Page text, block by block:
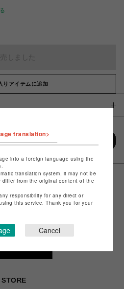
りアイテムに追加
translation>
into a foreign language using the
translation system, it may not be
differ from the original content of the
responsibility for any direct or
this service. Thank you for your
Cancel